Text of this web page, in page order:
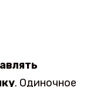
. Одиночное